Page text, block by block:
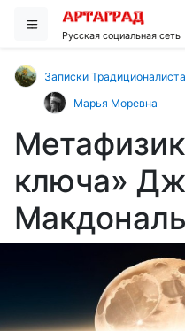
Русская социальная сеть
Записки Традиционалиста
Марья Моревна
ключа»